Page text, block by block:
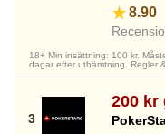
8.90
18+ Min insättning: 100 kr.
dagar efter uthämtning. Regler
200 kr